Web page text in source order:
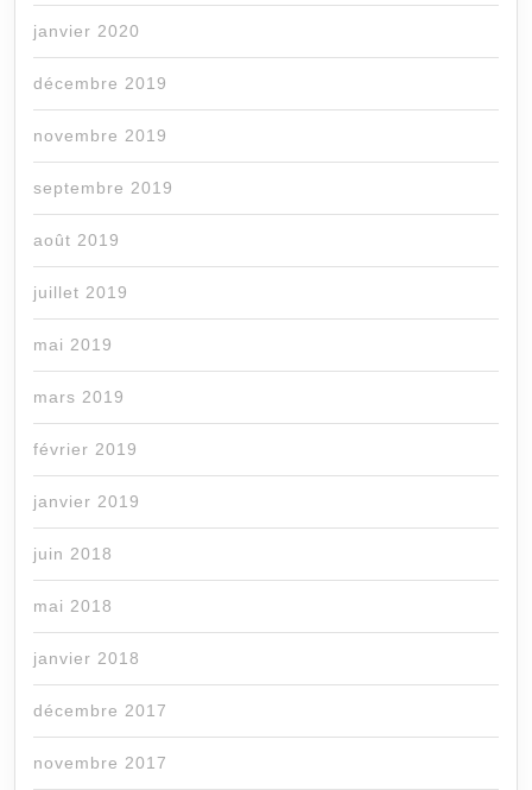
janvier 2020
décembre 2019
novembre 2019
septembre 2019
août 2019
juillet 2019
mai 2019
mars 2019
février 2019
janvier 2019
juin 2018
mai 2018
janvier 2018
décembre 2017
novembre 2017